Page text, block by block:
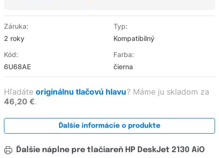
Záruka:
2 roky
Typ:
Kompatibilný
Kód:
6U68AE
Farba:
čierna
Hľadáte originálnu tlačovú hlavu? Máme ju skladom za
46,20 €.
Ďalšie informácie o produkte
Ďalšie náplne pre tlačiareň HP DeskJet 2130 AiO